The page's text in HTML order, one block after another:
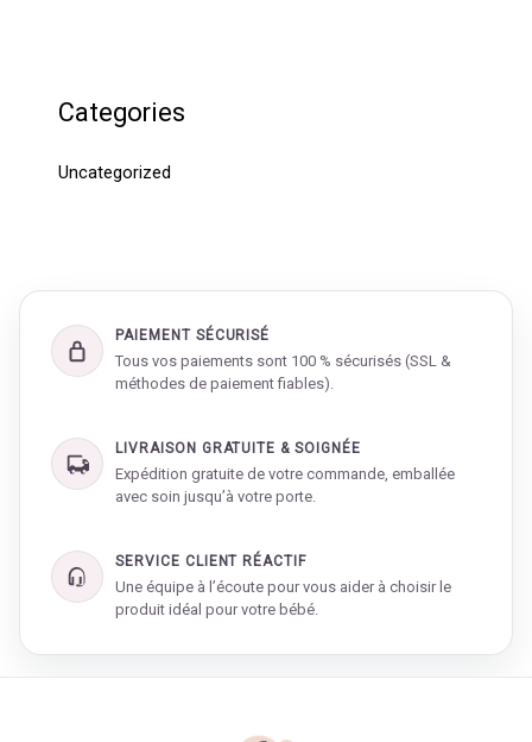
Categories
Uncategorized
PAIEMENT SÉCURISÉ
Tous vos paiements sont 100 % sécurisés (SSL &
méthodes de paiement fiables).
LIVRAISON GRATUITE & SOIGNÉE
Expédition gratuite de votre commande, emballée
avec soin jusqu’à votre porte.
SERVICE CLIENT RÉACTIF
Une équipe à l’écoute pour vous aider à choisir le
produit idéal pour votre bébé.